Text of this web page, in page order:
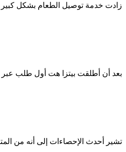
زادت خدمة توصيل الطعام بشكل كبير وأصبح تناول
بعد أن أطلقت بيتزا هت أول طلب عبر الإنترنت في عام 1994 ، أصبح طلب الطعام عبر الإنترنت تجارة مربحة توازي مليارات الدولارات مع
تشير أحدث الإحصاءات إلى أنه من المتوقع